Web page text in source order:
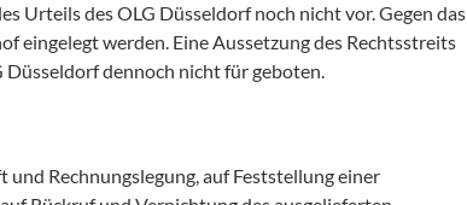
Urteils des OLG Düsseldorf noch nicht vor. Gegen das
eingelegt werden. Eine Aussetzung des Rechtsstreits
dennoch nicht für geboten.
Rechnungslegung, auf Feststellung einer